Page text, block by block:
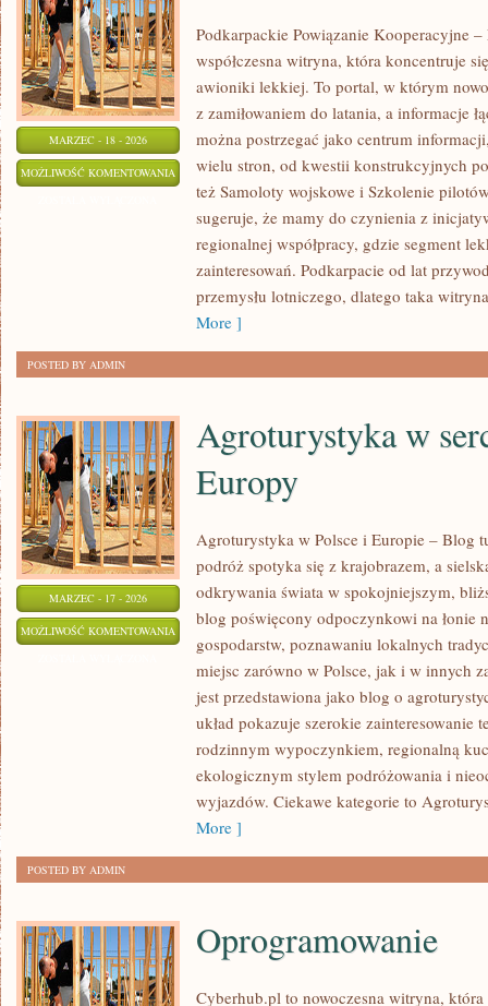
MARZEC - 18 - 2026
MOŻLIWOŚĆ KOMENTOWANIA SAMOLOTY
WOJSKOWE
Podkarpackie Powiązanie Kooperacyjne
współczesna witryna, która koncentruje
awioniki lekkiej. To portal, w którym
z zamiłowaniem do latania, a informacje
można postrzegać jako centrum
wielu stron, od kwestii konstrukcyjnych
też Samoloty wojskowe i Szkolenie
sugeruje, że mamy do czynienia z
regionalnej współpracy, gdzie segment
zainteresowań. Podkarpacie od lat
przemysłu lotniczego, dlatego taka
More ]
POSTED BY ADMIN
MARZEC - 17 - 2026
MOŻLIWOŚĆ KOMENTOWANIA AGROTURYSTYKA
WINNIC
Agroturystyka w
Europy
Agroturystyka w Polsce i Europie – Blog
podróż spotyka się z krajobrazem, a
odkrywania świata w spokojniejszym,
blog poświęcony odpoczynkowi na łonie
gospodarstw, poznawaniu lokalnych
miejsc zarówno w Polsce, jak i w innych
jest przedstawiona jako blog o
układ pokazuje szerokie zainteresowanie
rodzinnym wypoczynkiem, regionalną
ekologicznym stylem podróżowania i
wyjazdów. Ciekawe kategorie to
More ]
POSTED BY ADMIN
Oprogramowanie
Cyberhub.pl to nowoczesna witryna, która